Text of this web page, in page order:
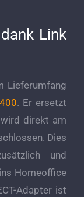
Link
Lieferumfang
. Er ersetzt
direkt am
Dies
und
Homeoffice
Adapter ist